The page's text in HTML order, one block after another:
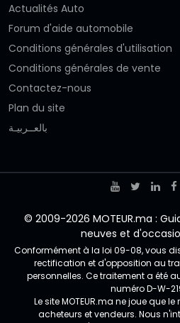
Actualités Auto
Forum d'aide automobile
Conditions générales d'utilisation
Conditions générales de vente
Contactez-nous
Plan du site
بالعــربيـة
© 2009-2026 MOTEUR.ma :
neuves et
Conformément à la loi 09-08, vous
rectification et d'opposition au
personnelles. Ce traitement a été
numéro D-W-
Le site MOTEUR.ma ne joue que
acheteurs et vendeurs. Nous